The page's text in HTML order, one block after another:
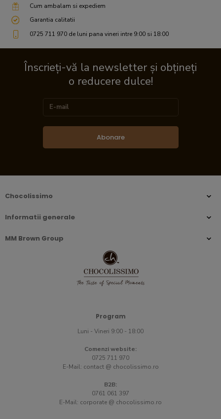
Cum ambalam si expediem
Garantia calitatii
0725 711 970 de luni pana vineri intre 9:00 si 18:00
Înscrieți-vă la newsletter și obțineți
o reducere dulce!
Abonare
Chocolissimo
Informatii generale
MM Brown Group
Program
Luni - Vineri 9:00 - 18:00
Comenzi website:
0725 711 970
E-Mail: contact @ chocolissimo.ro
B2B:
0761 061 397
E-Mail: corporate @ chocolissimo.ro